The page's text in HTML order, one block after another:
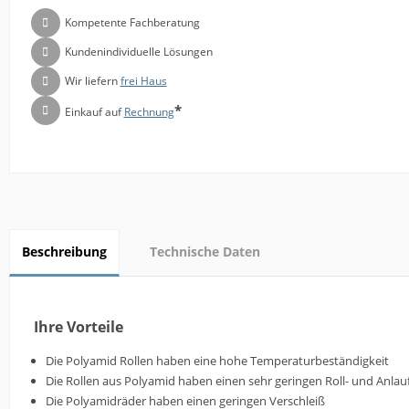
Kompetente Fachberatung
Kundenindividuelle Lösungen
Wir liefernfrei Haus
Einkauf aufRechnung*
Beschreibung Technische Daten
Ihre Vorteile
Die Polyamid Rollen haben eine hohe Temperaturbeständigkeit
Die Rollen aus Polyamid haben einen sehr geringen Roll- und
Die Polyamidräder haben einen geringen Verschleiß